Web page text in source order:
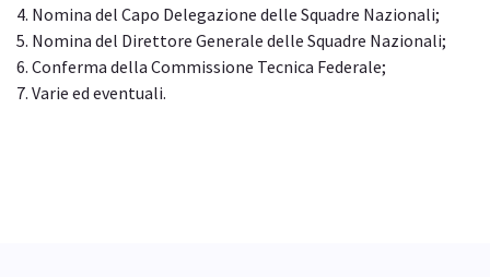
4. Nomina del Capo Delegazione delle Squadre Nazionali;
5. Nomina del Direttore Generale delle Squadre Nazionali;
6. Conferma della Commissione Tecnica Federale;
7. Varie ed eventuali.